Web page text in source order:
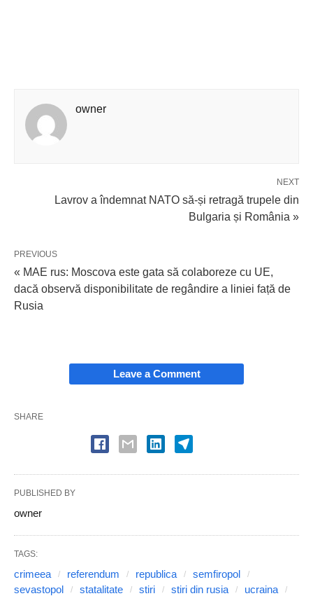
owner
NEXT
Lavrov a îndemnat NATO să-și retragă trupele din
Bulgaria și România »
PREVIOUS
« MAE rus: Moscova este gata să colaboreze cu UE,
dacă observă disponibilitate de regândire a liniei față de
Rusia
Leave a Comment
SHARE
PUBLISHED BY
owner
TAGS:
crimeea referendum republica
semfiropol
sevastopol
statalitate stiri stiri din rusia
ucraina